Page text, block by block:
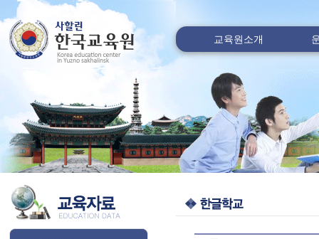
교육원소개